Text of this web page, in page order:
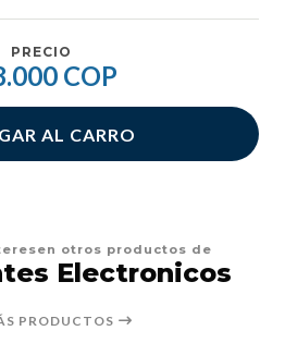
PRECIO
COP
AL CARRO
otros productos de
Electronicos
PRODUCTOS